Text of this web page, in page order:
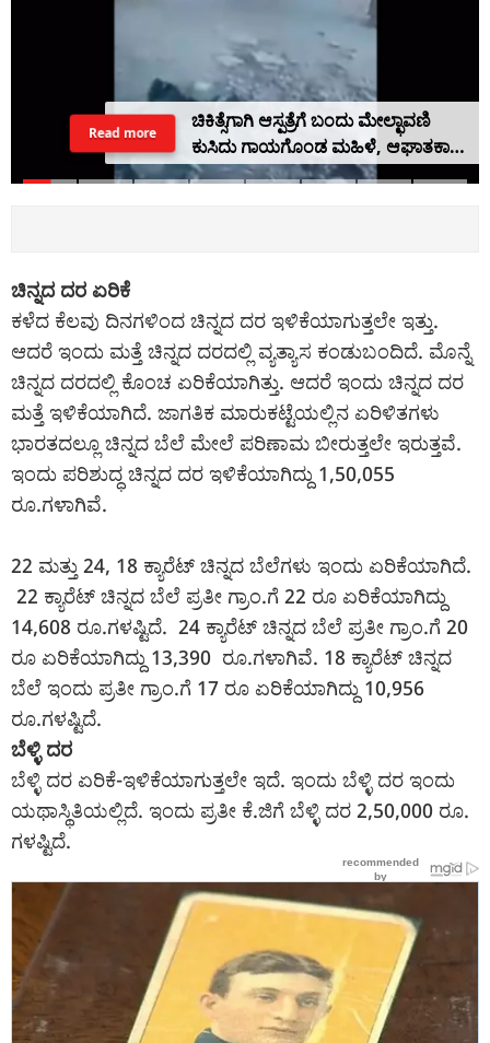
ಚಿಕಿತ್ಸೆಗಾಗಿ ಆಸ್ಪತ್ರೆಗೆ ಬಂದು ಮೇಲ್ಛಾವಣಿ
ಕುಸಿದು ಗಾಯಗೊಂಡ ಮಹಿಳೆ, ಆಘಾತಕಾರಿ
ವಿಡಿಯೋ
Read more
ಚಿನ್ನದ ದರ ಏರಿಕೆ
ಕಳೆದ ಕೆಲವು ದಿನಗಳಿಂದ ಚಿನ್ನದ ದರ ಇಳಿಕೆಯಾಗುತ್ತಲೇ ಇತ್ತು.
ಆದರೆ ಇಂದು ಮತ್ತೆ ಚಿನ್ನದ ದರದಲ್ಲಿ ವ್ಯತ್ಯಾಸ ಕಂಡುಬಂದಿದೆ. ಮೊನ್ನೆ
ಚಿನ್ನದ ದರದಲ್ಲಿ ಕೊಂಚ ಏರಿಕೆಯಾಗಿತ್ತು. ಆದರೆ ಇಂದು ಚಿನ್ನದ ದರ
ಮತ್ತೆ ಇಳಿಕೆಯಾಗಿದೆ. ಜಾಗತಿಕ ಮಾರುಕಟ್ಟೆಯಲ್ಲಿನ ಏರಿಳಿತಗಳು
ಭಾರತದಲ್ಲೂ ಚಿನ್ನದ ಬೆಲೆ ಮೇಲೆ ಪರಿಣಾಮ ಬೀರುತ್ತಲೇ ಇರುತ್ತವೆ.
ಇಂದು ಪರಿಶುದ್ಧ ಚಿನ್ನದ ದರ ಇಳಿಕೆಯಾಗಿದ್ದು 1,50,055
ರೂ.ಗಳಾಗಿವೆ.
22 ಮತ್ತು 24, 18 ಕ್ಯಾರೆಟ್ ಚಿನ್ನದ ಬೆಲೆಗಳು ಇಂದು ಏರಿಕೆಯಾಗಿದೆ.
22 ಕ್ಯಾರೆಟ್ ಚಿನ್ನದ ಬೆಲೆ ಪ್ರತೀ ಗ್ರಾಂ.ಗೆ 22 ರೂ ಏರಿಕೆಯಾಗಿದ್ದು
14,608 ರೂ.ಗಳಷ್ಟಿದೆ. 24 ಕ್ಯಾರೆಟ್ ಚಿನ್ನದ ಬೆಲೆ ಪ್ರತೀ ಗ್ರಾಂ.ಗೆ 20
ರೂ ಏರಿಕೆಯಾಗಿದ್ದು 13,390 ರೂ.ಗಳಾಗಿವೆ. 18 ಕ್ಯಾರೆಟ್ ಚಿನ್ನದ
ಬೆಲೆ ಇಂದು ಪ್ರತೀ ಗ್ರಾಂ.ಗೆ 17 ರೂ ಏರಿಕೆಯಾಗಿದ್ದು 10,956
ರೂ.ಗಳಷ್ಟಿದೆ.
ಬೆಳ್ಳಿ ದರ
ಬೆಳ್ಳಿ ದರ ಏರಿಕೆ-ಇಳಿಕೆಯಾಗುತ್ತಲೇ ಇದೆ. ಇಂದು ಬೆಳ್ಳಿ ದರ ಇಂದು
ಯಥಾಸ್ಥಿತಿಯಲ್ಲಿದೆ. ಇಂದು ಪ್ರತೀ ಕೆ.ಜಿಗೆ ಬೆಳ್ಳಿ ದರ 2,50,000 ರೂ.
ಗಳಷ್ಟಿದೆ.